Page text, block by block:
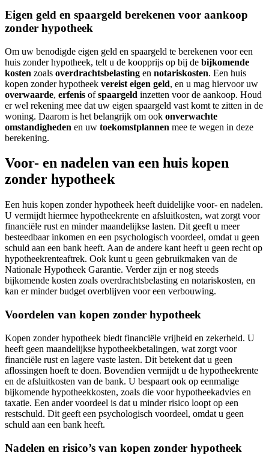
Eigen geld en spaargeld berekenen voor aankoop
zonder hypotheek
Om uw benodigde eigen geld en spaargeld te berekenen voor een
huis zonder hypotheek, telt u de koopprijs op bij de bijkomende
kosten zoals overdrachtsbelasting en notariskosten. Een huis
kopen zonder hypotheek vereist eigen geld, en u mag hiervoor uw
overwaarde, erfenis ofspaargeld inzetten voor de aankoop. Houd
er wel rekening mee dat uw eigen spaargeld vast komt te zitten in de
woning. Daarom is het belangrijk om ook onverwachte
omstandigheden en uw toekomstplannen mee te wegen in deze
berekening.
Voor- en nadelen van een huis kopen
zonder hypotheek
Een huis kopen zonder hypotheek heeft duidelijke voor- en nadelen.
U vermijdt hiermee hypotheekrente en afsluitkosten, wat zorgt voor
financiële rust en minder maandelijkse lasten. Dit geeft u meer
besteedbaar inkomen en een psychologisch voordeel, omdat u geen
schuld aan een bank heeft. Aan de andere kant heeft u geen recht op
hypotheekrenteaftrek. Ook kunt u geen gebruikmaken van de
Nationale Hypotheek Garantie. Verder zijn er nog steeds
bijkomende kosten zoals overdrachtsbelasting en notariskosten, en
kan er minder budget overblijven voor een verbouwing.
Voordelen van kopen zonder hypotheek
Kopen zonder hypotheek biedt financiële vrijheid en zekerheid. U
heeft geen maandelijkse hypotheekbetalingen, wat zorgt voor
financiële rust en lagere vaste lasten. Dit betekent dat u geen
aflossingen hoeft te doen. Bovendien vermijdt u de hypotheekrente
en de afsluitkosten van de bank. U bespaart ook op eenmalige
bijkomende hypotheekkosten, zoals die voor hypotheekadvies en
taxatie. Een ander voordeel is dat u minder risico loopt op een
restschuld. Dit geeft een psychologisch voordeel, omdat u geen
schuld aan een bank heeft.
Nadelen en risico’s van kopen zonder hypotheek